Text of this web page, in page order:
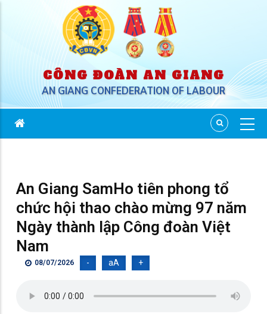
CÔNG ĐOÀN AN GIANG
AN GIANG CONFEDERATION OF LABOUR
An Giang SamHo tiên phong tổ
chức hội thao chào mừng 97 năm
Ngày thành lập Công đoàn Việt
Nam
08/07/2026 - aA +